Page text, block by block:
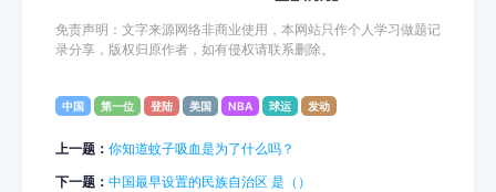
免责声明：文字来源网络非商业使用，本网站只作个人学习做题记
录分享，版权归原作者，如有侵权请联系删除。
中国 第一位 登陆 美国 NBA 球运 发动
上一题： 你知道蚊子吸血是为了什么吗？
下一题： 中国最早设置的民族自治区 是（）